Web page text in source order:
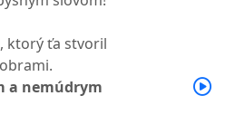
ktorý ťa stvoril
a nemúdrym